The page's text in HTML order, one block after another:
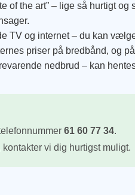
of the art” – lige så hurtigt og
TV og internet – du kan
priser på bredbånd, og
nedbrud – kan
61 60 77 34.
vi dig hurtigst muligt.